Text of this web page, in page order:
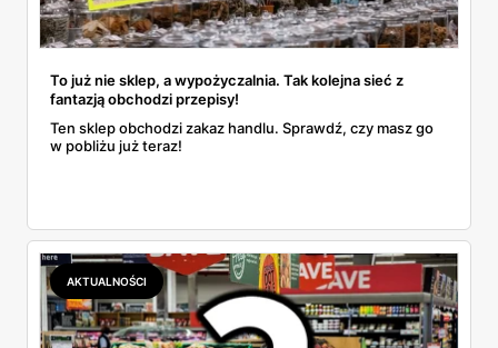
To już nie sklep, a wypożyczalnia. Tak kolejna sieć z
fantazją obchodzi przepisy!
Ten sklep obchodzi zakaz handlu. Sprawdź, czy masz go
w pobliżu już teraz!
AKTUALNOŚCI